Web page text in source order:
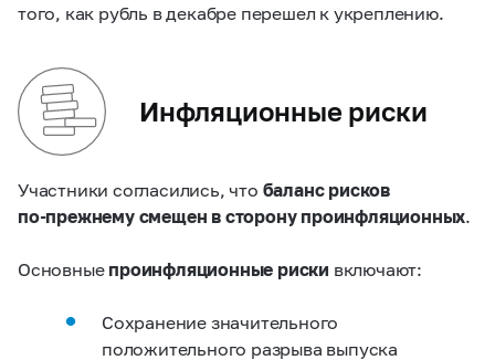
того, как рубль в декабре перешел к укреплению.
Инфляционные риски
Участники согласились, что баланс рисков
по‑прежнему смещен в сторону проинфляционных.
Основные проинфляционные риски включают:
Сохранение значительного
положительного разрыва выпуска